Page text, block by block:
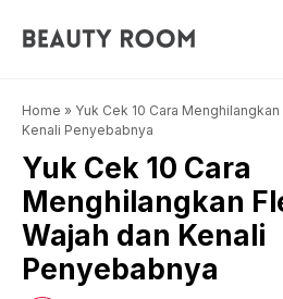
Home » Yuk Cek 10 Cara
Kenali Penyebabnya
Yuk Cek 10 Cara
Menghilangkan
Wajah dan Kenali
Penyebabnya